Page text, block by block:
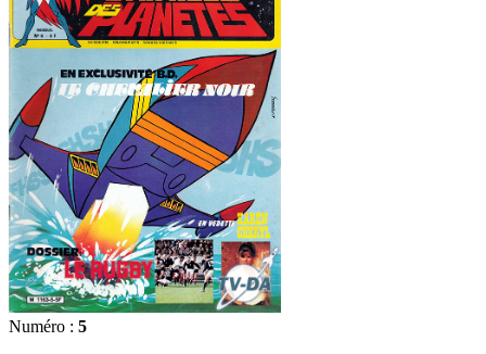
Numéro : 5